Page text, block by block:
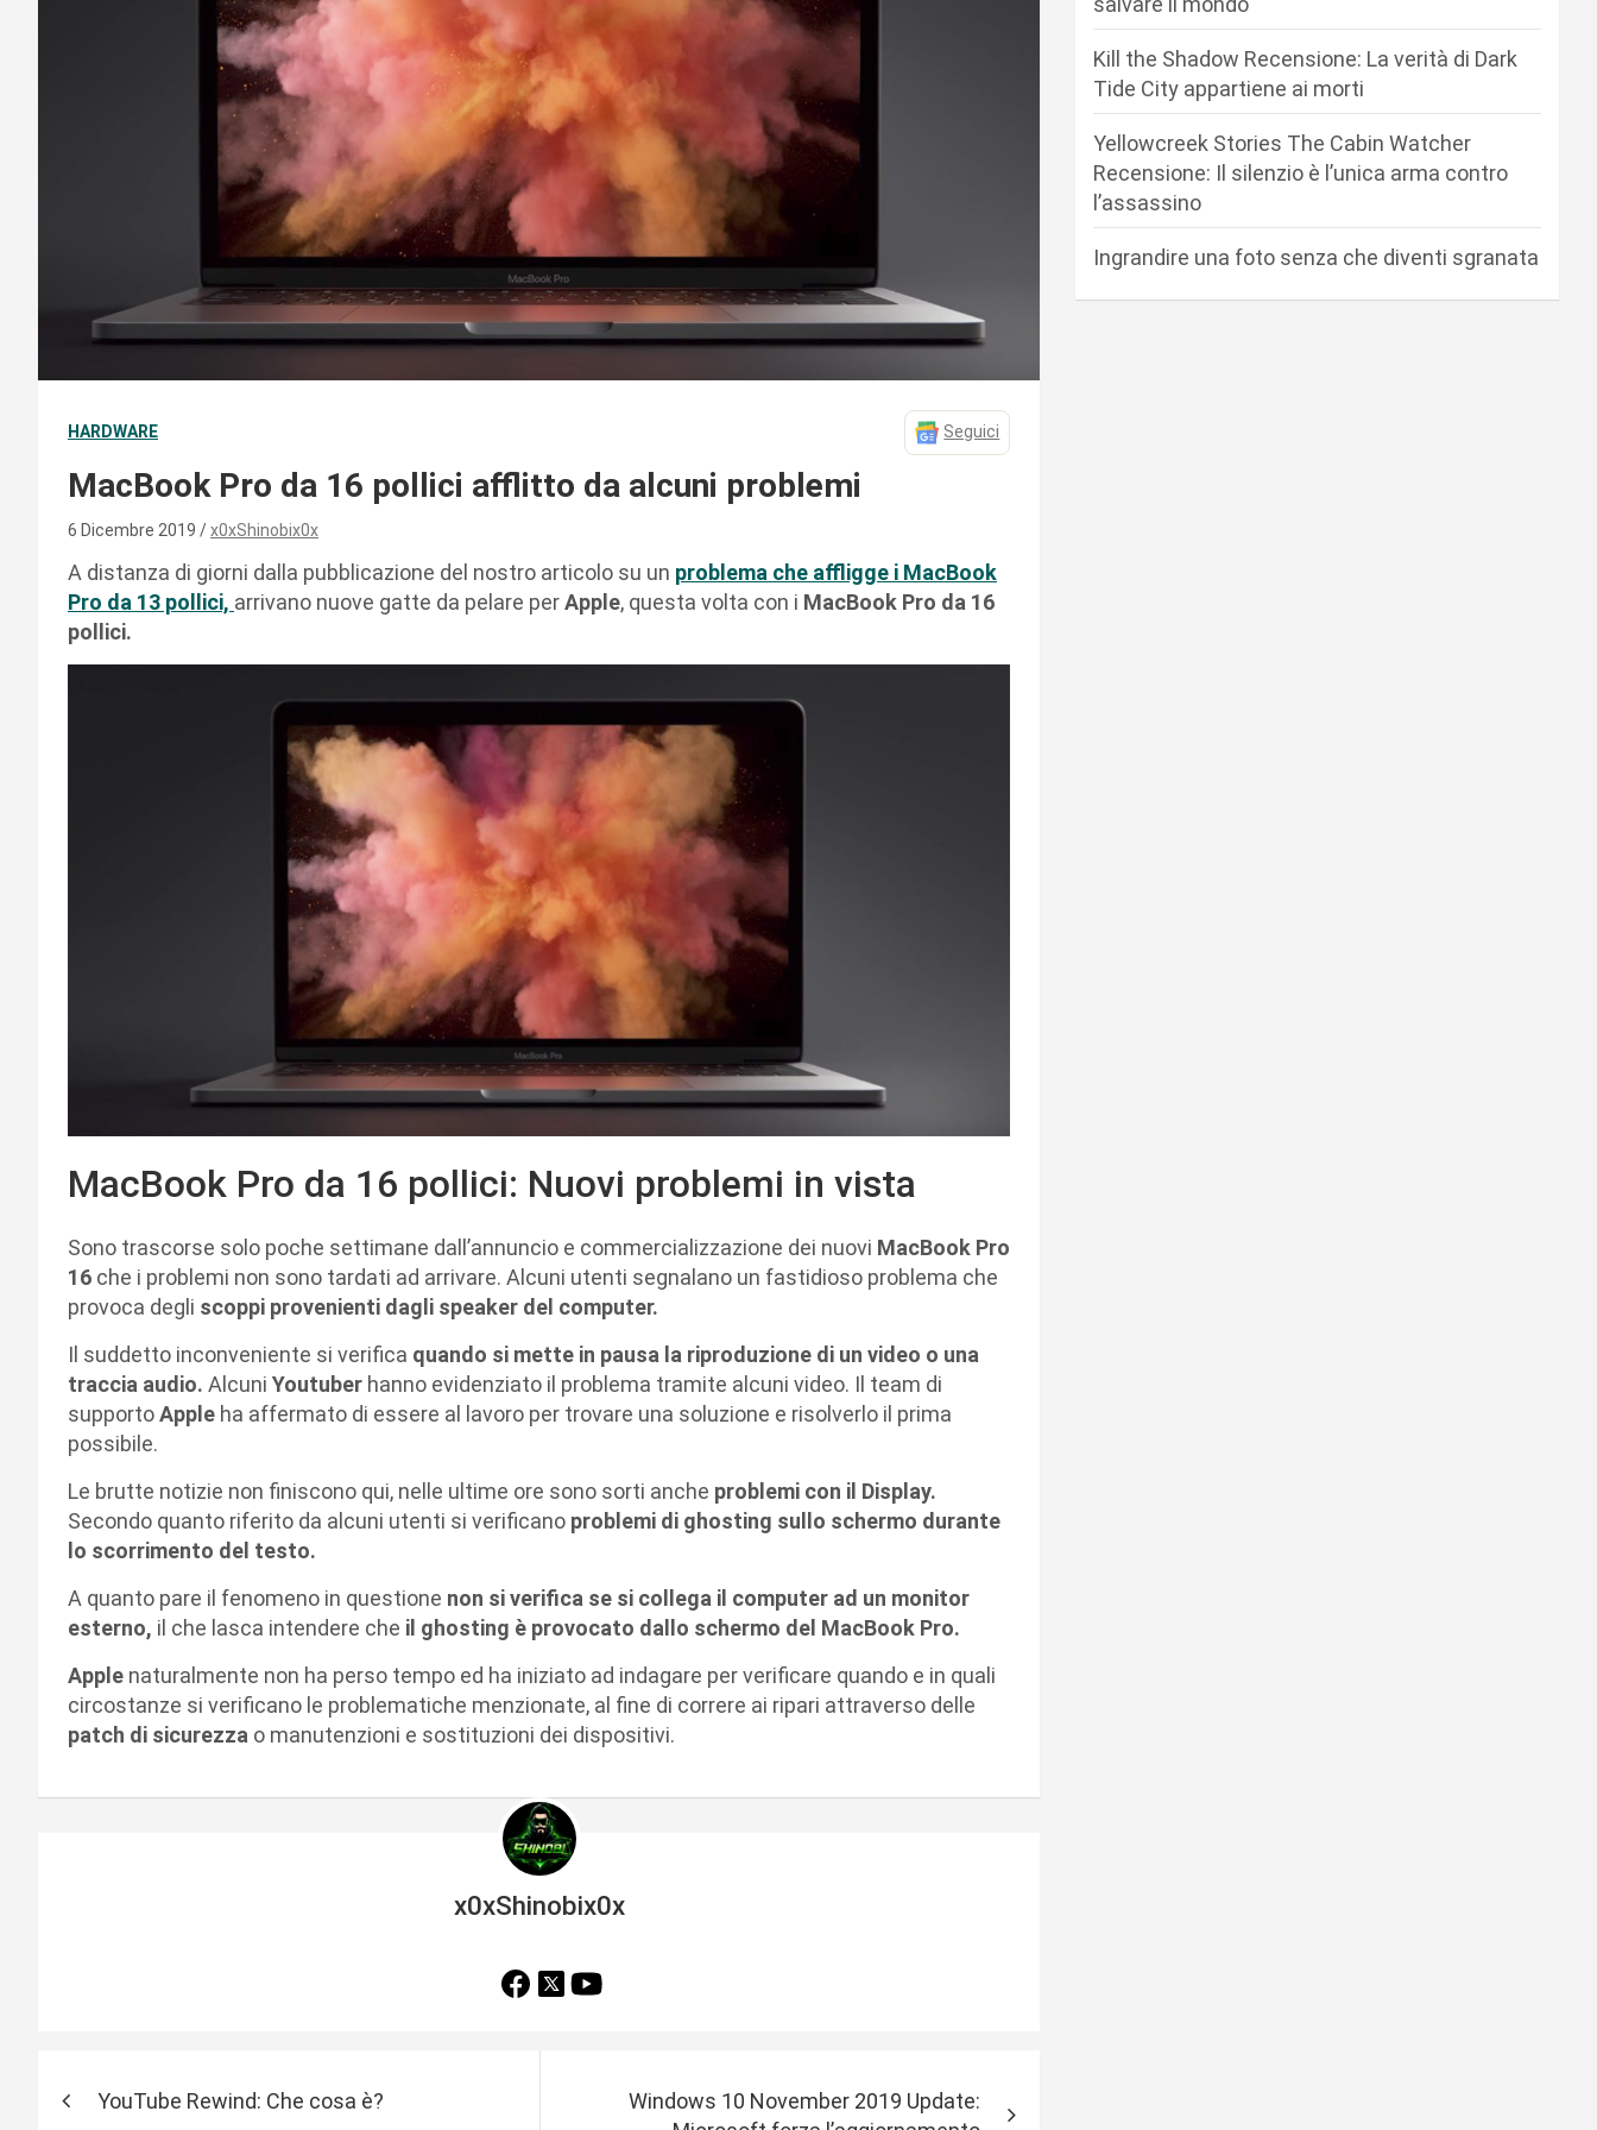
HARDWARE Seguici
MacBook Pro da 16 pollici afflitto da alcuni problemi
6 Dicembre 2019 x0xShinobix0x
A distanza di giorni dalla pubblicazione del nostro articolo su un problema che affligge i MacBook
Pro da 13 pollici, arrivano nuove gatte da pelare perApple, questa volta con i MacBook Pro da 16
pollici.
MacBook Pro da 16 pollici: Nuovi problemi in vista
Sono trascorse solo poche settimane dall’annuncio e commercializzazione dei nuovi MacBook Pro
16 che i problemi non sono tardati ad arrivare. Alcuni utenti segnalano un fastidioso problema che
provoca degli scoppi provenienti dagli speaker del computer.
Il suddetto inconveniente si verifica quando si mette in pausa la riproduzione di un video o una
traccia audio. Alcuni Youtuber hanno evidenziato il problema tramite alcuni video. Il team di
supportoApple ha affermato di essere al lavoro per trovare una soluzione e risolverlo il prima
possibile.
Le brutte notizie non finiscono qui, nelle ultime ore sono sorti anche problemi con il Display.
Secondo quanto riferito da alcuni utenti si verificano problemi di ghosting sullo schermo durante
lo scorrimento del testo.
A quanto pare il fenomeno in questione non si verifica se si collega il computer ad un monitor
esterno, il che lasca intendere che il ghosting è provocato dallo schermo del MacBook Pro.
Apple naturalmente non ha perso tempo ed ha iniziato ad indagare per verificare quando e in quali
circostanze si verificano le problematiche menzionate, al fine di correre ai ripari attraverso delle
patch di sicurezza o manutenzioni e sostituzioni dei dispositivi.
x0xShinobix0x
YouTube Rewind: Che cosa è?
Windows 10 November 2019 Update:
Kill the Shadow Recensione: La verità di Dark
Tide City appartiene ai morti
Yellowcreek Stories The Cabin Watcher
Recensione: Il silenzio è l’unica arma contro
l’assassino
Ingrandire una foto senza che diventi sgranata